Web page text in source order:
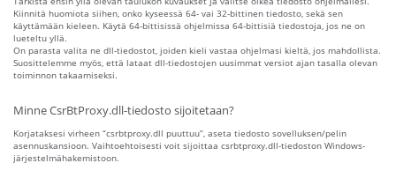
Kiinnitä huomiota siihen, onko kyseessä 64- vai 32-bittinen tiedosto, sekä sen
käyttämään kieleen. Käytä 64-bittisissä ohjelmissa 64-bittisiä tiedostoja, jos ne on
lueteltu yllä.
On parasta valita ne dll-tiedostot, joiden kieli vastaa ohjelmasi kieltä, jos mahdollista.
Suosittelemme myös, että lataat dll-tiedostojen uusimmat versiot ajan tasalla olevan
toiminnon takaamiseksi.
Minne CsrBtProxy.dll-tiedosto sijoitetaan?
Korjataksesi virheen “csrbtproxy.dll puuttuu”, aseta tiedosto sovelluksen/pelin
asennuskansioon. Vaihtoehtoisesti voit sijoittaa csrbtproxy.dll-tiedoston Windows-
järjestelmähakemistoon.